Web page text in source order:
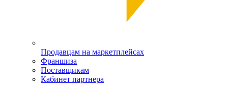
Продавцам на маркетплейсах
Франшиза
Поставщикам
Кабинет партнера